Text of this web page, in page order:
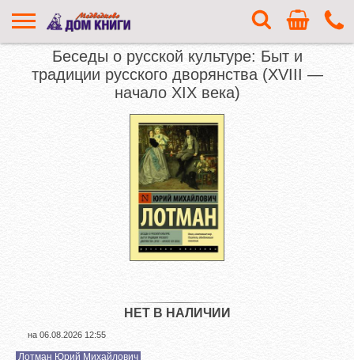
Беседы о русской культуре: Быт и
традиции русского дворянства (XVIII —
начало XIX века)
Лотман Юрий Михайлович
НЕТ В НАЛИЧИИ
на 06.08.2026 12:55